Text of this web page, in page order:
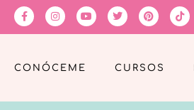
CONÓCEME CURSOS